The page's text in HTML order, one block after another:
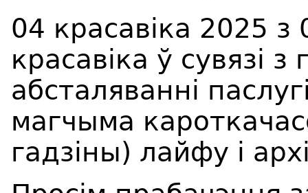
04 красавіка 2025
красавіка ў сувязі
абсталяванні
магчыма
гадзіны) лайфу і